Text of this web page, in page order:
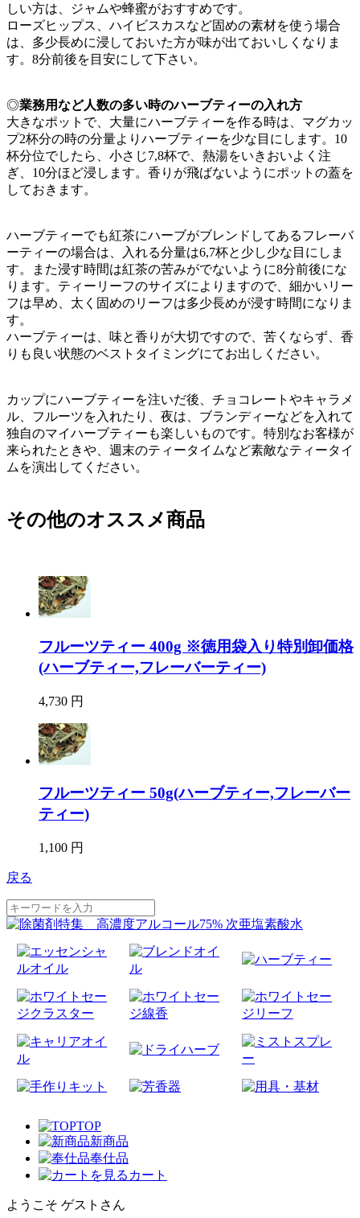
しい方は、ジャムや蜂蜜がおすすめです。
ローズヒップス、ハイビスカスなど固めの素材を使う場合
は、多少長めに浸しておいた方が味が出ておいしくなりま
す。8分前後を目安にして下さい。
◎業務用など人数の多い時のハーブティーの入れ方
大きなポットで、大量にハーブティーを作る時は、マグカッ
プ2杯分の時の分量よりハーブティーを少な目にします。10
杯分位でしたら、小さじ7,8杯で、熱湯をいきおいよく注
ぎ、10分ほど浸します。香りが飛ばないようにポットの蓋を
しておきます。
ハーブティーでも紅茶にハーブがブレンドしてあるフレーバ
ーティーの場合は、入れる分量は6,7杯と少し少な目にしま
す。また浸す時間は紅茶の苦みがでないように8分前後にな
ります。ティーリーフのサイズによりますので、細かいリー
フは早め、太く固めのリーフは多少長めが浸す時間になりま
す。
ハーブティーは、味と香りが大切ですので、苦くならず、香
りも良い状態のベストタイミングにてお出しください。
カップにハーブティーを注いだ後、チョコレートやキャラメ
ル、フルーツを入れたり、夜は、ブランディーなどを入れて
独自のマイハーブティーも楽しいものです。特別なお客様が
来られたときや、週末のティータイムなど素敵なティータイ
ムを演出してください。
その他のオススメ商品
フルーツティー 400g ※徳用袋入り特別卸価格
(ハーブティー,フレーバーティー)
4,730 円
フルーツティー 50g(ハーブティー,フレーバー
ティー)
1,100 円
戻る
TOP
新商品
奉仕品
カート
ようこそ ゲストさん